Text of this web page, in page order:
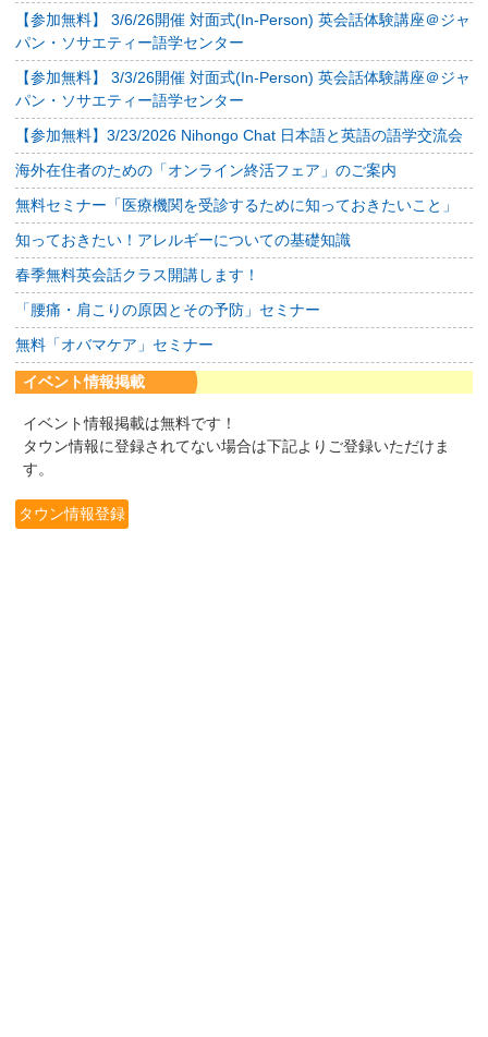
【参加無料】 3/6/26開催 対面式(In-Person) 英会話体験講座＠ジャ
パン・ソサエティー語学センター
【参加無料】 3/3/26開催 対面式(In-Person) 英会話体験講座＠ジャ
パン・ソサエティー語学センター
【参加無料】3/23/2026 Nihongo Chat 日本語と英語の語学交流会
海外在住者のための「オンライン終活フェア」のご案内
無料セミナー「医療機関を受診するために知っておきたいこと」
知っておきたい！アレルギーについての基礎知識
春季無料英会話クラス開講します！
「腰痛・肩こりの原因とその予防」セミナー
無料「オバマケア」セミナー
イベント情報掲載
イベント情報掲載は無料です！
タウン情報に登録されてない場合は下記よりご登録いただけま
す。
タウン情報登録